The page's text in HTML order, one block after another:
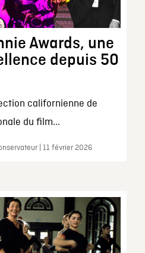
Awards, une
depuis 50
californienne de
du film...
| 11 février 2026